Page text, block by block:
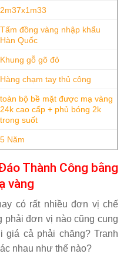
2m37x1m33
Tấm đồng vàng nhập khẩu
Hàn Quốc
Khung gỗ gõ đỏ
Hàng chạm tay thủ công
toàn bộ bề mặt được mạ vàng
24k cao cấp + phủ bóng 2k
trong suốt
5 Năm
Thành Công bằng
vàng
có rất nhiều đơn vị chế
phải đơn vị nào cũng cung
cả phải chăng? Tranh
nhau như thế nào?